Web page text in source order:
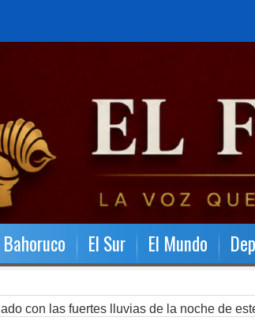
Bahoruco El Sur El Mundo
con las fuertes lluvias de la noche de